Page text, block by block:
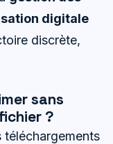
digitale
discrète,
sans
?
téléchargements